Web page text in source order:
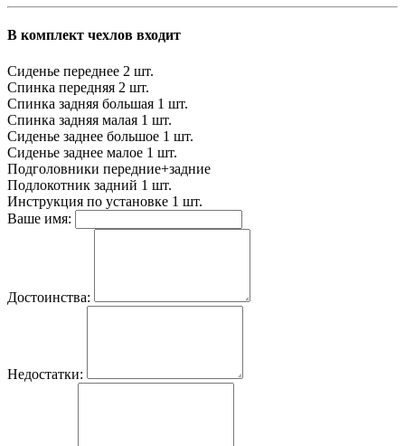
В комплект чехлов входит
Сиденье переднее 2 шт.
Спинка передняя 2 шт.
Спинка задняя большая 1 шт.
Спинка задняя малая 1 шт.
Сиденье заднее большое 1 шт.
Сиденье заднее малое 1 шт.
Подголовники передние+задние
Подлокотник задний 1 шт.
Инструкция по установке 1 шт.
Ваше имя:
Достоинства:
Недостатки: